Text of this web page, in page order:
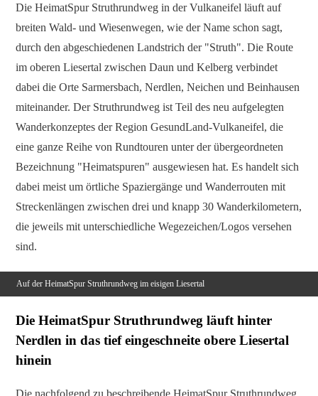
Die HeimatSpur Struthrundweg in der Vulkaneifel läuft auf
breiten Wald- und Wiesenwegen, wie der Name schon sagt,
durch den abgeschiedenen Landstrich der "Struth". Die Route
im oberen Liesertal zwischen Daun und Kelberg verbindet
dabei die Orte Sarmersbach, Nerdlen, Neichen und Beinhausen
miteinander. Der Struthrundweg ist Teil des neu aufgelegten
Wanderkonzeptes der Region GesundLand-Vulkaneifel, die
eine ganze Reihe von Rundtouren unter der übergeordneten
Bezeichnung "Heimatspuren" ausgewiesen hat. Es handelt sich
dabei meist um örtliche Spaziergänge und Wanderrouten mit
Streckenlängen zwischen drei und knapp 30 Wanderkilometern,
die jeweils mit unterschiedliche Wegezeichen/Logos versehen
sind.
Auf der HeimatSpur Struthrundweg im eisigen Liesertal
Die HeimatSpur Struthrundweg läuft hinter
Nerdlen in das tief eingeschneite obere Liesertal
hinein
Die nachfolgend zu beschreibende HeimatSpur Struthrundweg